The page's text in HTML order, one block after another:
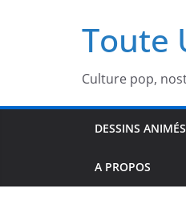
Toute
Culture pop,
DESSINS ANIMÉS
A PROPOS